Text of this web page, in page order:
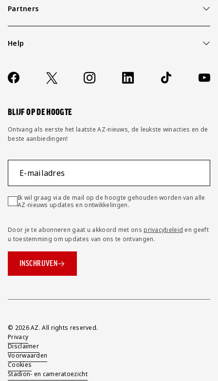
Partners
Help
Contact
FAQ
Socials
https://www.facebook.com/AZAlkmaar
X Instagram LinkedIn TikTok
BLIJF OP DE HOOGTE
Ontvang als eerste het laatste AZ-nieuws, de leukste winacties en de
beste aanbiedingen!
E-mailadres
Ik wil graag via de mail op de hoogte gehouden worden van alle
AZ-nieuws updates en ontwikkelingen.
Door je te abonneren gaat u akkoord met onsprivacybeleid en geeft
u toestemming om updates van ons te ontvangen.
INSCHRIJVEN
Overig
© 2026 AZ. All rights reserved.
Privacy
Disclaimer
Voorwaarden
Cookies
Stadion- en cameratoezicht